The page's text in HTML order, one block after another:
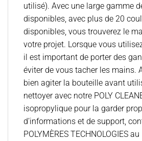
utilisé). Avec une large gamme
disponibles, avec plus de 20
disponibles, vous trouverez le
votre projet. Lorsque vous utilisez
il est important de porter des
éviter de vous tacher les mains.
bien agiter la bouteille avant
nettoyer avec notre POLY
isopropylique pour la garder
d’informations et de support,
POLYMÈRES TECHNOLOGIES au